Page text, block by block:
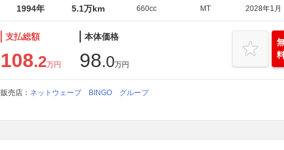
1994年 5.1万km 660cc MT 2028年1月
支払総額
108.2万円
本体価格
98.0万円
販売店： ネットウェーブ BINGO グループ